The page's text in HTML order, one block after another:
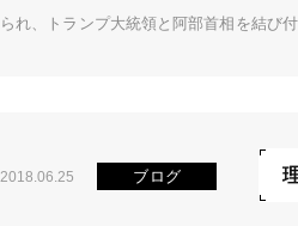
られ、トランプ大統領と阿部首相を結び
2018.06.25 ブログ